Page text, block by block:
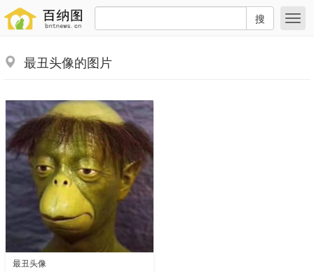
搜
最丑头像的图片
最丑头像